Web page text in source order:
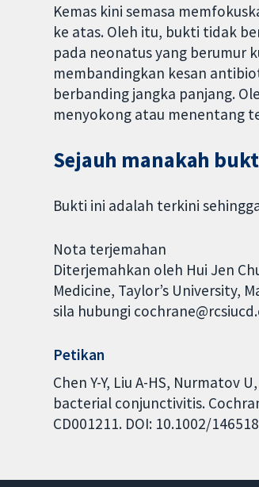
Kemas kini semasa
ke atas. Oleh itu, bukti tidak
pada neonatus yang berumur
membandingkan kesan
berbanding jangka panjang.
menyokong atau menentang
Sejauh manakah
Bukti ini adalah terkini
Nota terjemahan
Diterjemahkan oleh Hui Jen
Medicine, Taylor’s University,
sila hubungi
Petikan
Chen Y-Y, Liu A-HS, Nurmatov
bacterial conjunctivitis.
CD001211. DOI: 10.1002/